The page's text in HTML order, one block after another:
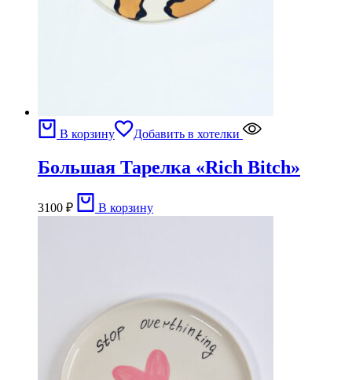
В корзину Добавить в хотелки
Большая Тарелка «Rich Bitch»
3100 ₽ В корзину